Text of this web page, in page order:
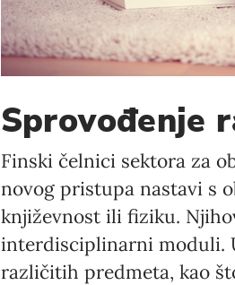
Sprovođenje
Finski čelnici sektora za
novog pristupa nastavi s
književnost ili fiziku.
interdisciplinarni moduli.
različitih predmeta, kao